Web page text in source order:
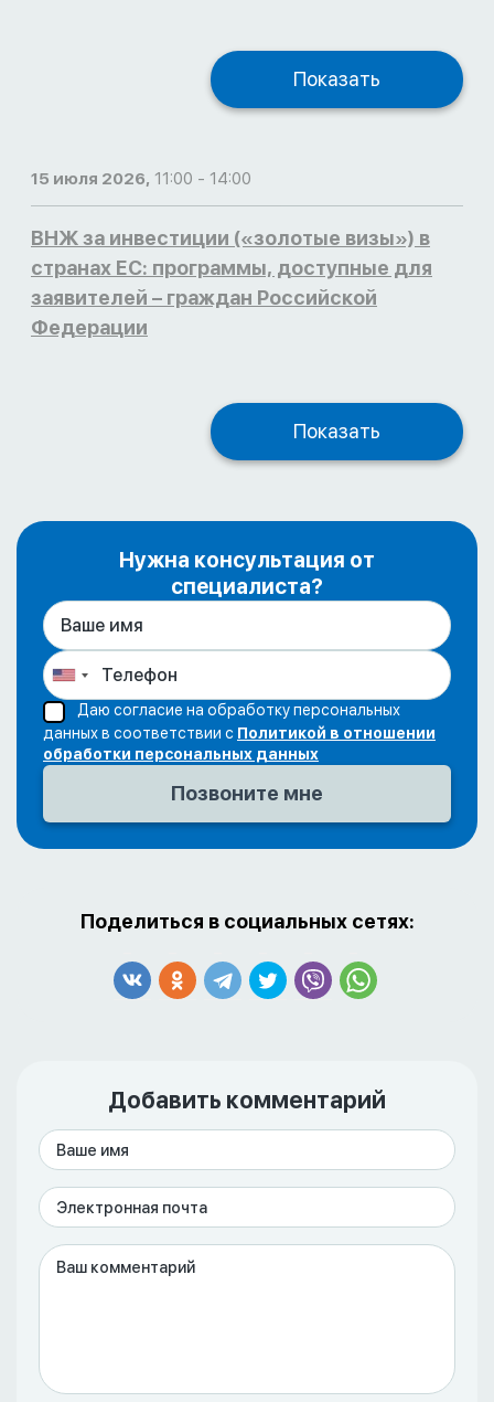
Показать
15 июля 2026, 11:00 - 14:00
ВНЖ за инвестиции («золотые визы») в
странах ЕС: программы, доступные для
заявителей – граждан Российской
Федерации
Показать
Нужна консультация от
специалиста?
Даю согласие на обработку персональных
данных в соответствии с Политикой в отношении
обработки персональных данных
Поделиться в социальных сетях:
Добавить комментарий